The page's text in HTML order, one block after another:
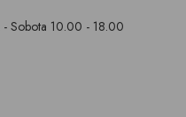
- Sobota 10.00 - 18.00